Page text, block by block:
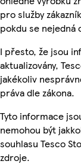
pro služby
pokdu se nejedná
I přesto, že jsou
aktualizovány,
jakékoliv
práva dle zákona.
Tyto informace
nemohou být
souhlasu Tesco
zdroje.